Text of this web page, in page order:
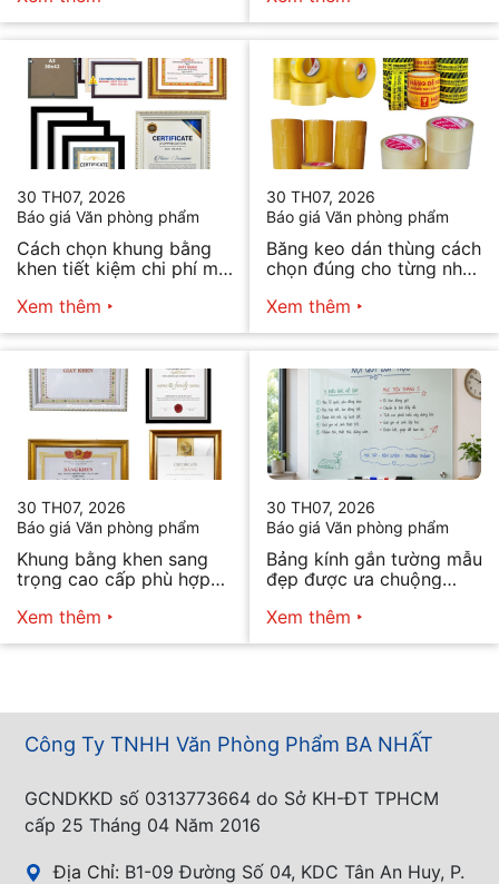
30 TH07, 2026
Báo giá Văn phòng phẩm
Cách chọn khung bằng
khen tiết kiệm chi phí mà
Xem thêm
30 TH07, 2026
Báo giá Văn phòng phẩm
Băng keo dán thùng cách
chọn đúng cho từng nhu
Xem thêm
30 TH07, 2026
Báo giá Văn phòng phẩm
Khung bằng khen sang
trọng cao cấp phù hợp
Xem thêm
30 TH07, 2026
Báo giá Văn phòng phẩm
Bảng kính gắn tường mẫu
đẹp được ưa chuộng
Xem thêm
Công Ty TNHH Văn Phòng Phẩm BA NHẤT
GCNDKKD số 0313773664 do Sở KH-ĐT TPHCM
cấp 25 Tháng 04 Năm 2016
Địa Chỉ: B1-09 Đường Số 04, KDC Tân An Huy, P.